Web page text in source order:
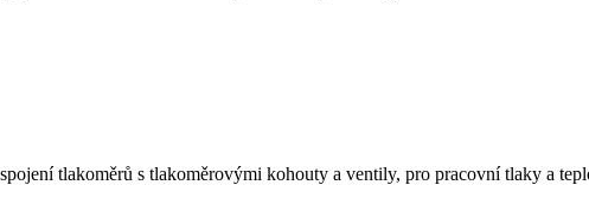
tlakoměrů s tlakoměrovými kohouty a ventily, pro pracovní tlaky a